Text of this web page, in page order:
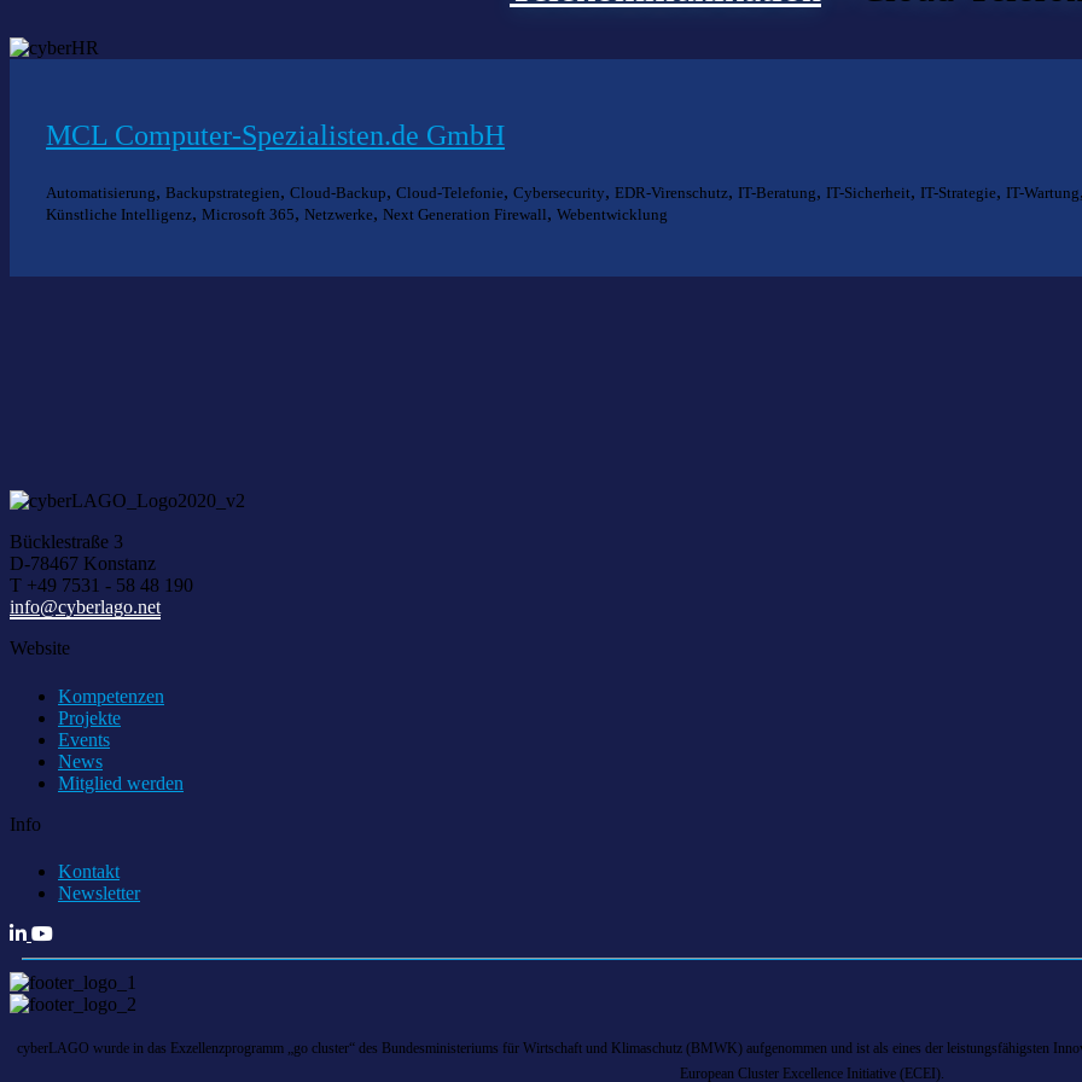
MCL Computer-Spezialisten.de GmbH
Automatisierung, Backupstrategien, Cloud-Backup, Cloud-Telefonie, Cybersecurity, EDR-Virenschutz, IT-Beratung, IT-Sicherheit, IT-Strategie, IT-Wartung
Künstliche Intelligenz, Microsoft 365, Netzwerke, Next Generation Firewall, Webentwicklung
Bücklestraße 3
D-78467 Konstanz
T +49 7531 - 58 48 190
info@cyberlago.net
Website
Kompetenzen
Projekte
Events
News
Mitglied werden
Info
Kontakt
Newsletter
cyberLAGO wurde in das Exzellenzprogramm „go cluster“ des Bundesministeriums für Wirtschaft und Klimaschutz (BMWK) aufgenommen und ist als eines der leistungsfähigsten
European Cluster Excellence Initiative (ECEI).